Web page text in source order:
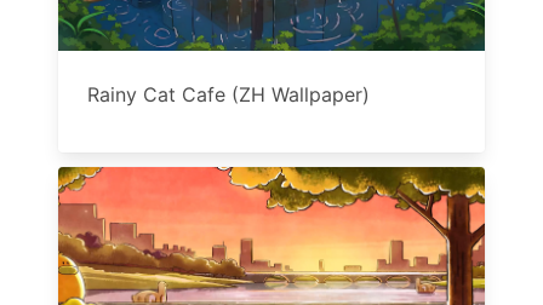
Rainy Cat Cafe (ZH Wallpaper)